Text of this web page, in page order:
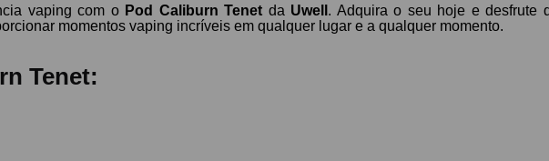
vaping com o Pod Caliburn Tenet da Uwell . Adquira o seu hoje e desfrute
momentos vaping incríveis em qualquer lugar e a qualquer momento.
Tenet: